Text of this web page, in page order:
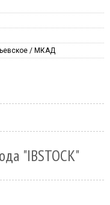
/ МКАД
"IBSTOCK"